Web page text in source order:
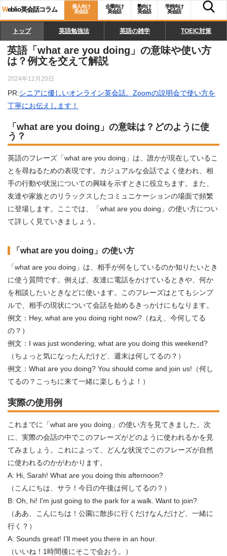
Weblio英会話コラム
個人向け
英会話
企業向け
英会話
塾向け
英会話
学校向け
英会話
トップ 英語勉強法 英語の雑学 TOEIC対策
英語「what are you doing」の意味や使い方
は？例文を交えて解説
2024年12月20日
PR:シニアに優しいオンライン英会話。Zoomの説明会で使い方を
丁寧にお伝えします！
「what are you doing」の意味は？どのように使
う？
英語のフレーズ「what are you doing」は、誰かが現在しているこ
とを尋ねるための表現です。カジュアルな会話でよく使われ、相
手の行動や状況についての興味を示すときに役立ちます。また、
友達や家族とのリラックスしたコミュニケーションの場面で頻繁
に登場します。ここでは、「what are you doing」の使い方につい
て詳しく見ていきましょう。
「what are you doing」の使い方
「what are you doing」は、相手が何をしているのか知りたいとき
に使う質問です。例えば、友達に電話をかけているときや、何か
を相談したいときなどに使います。このフレーズはとてもシンプ
ルで、相手の現状について会話を始めるきっかけにもなります。
例文：Hey, what are you doing right now?（ねえ、今何してる
の？）
例文：I was just wondering, what are you doing this weekend?
（ちょっと気になったんだけど、週末は何してるの？）
例文：What are you doing? You should come and join us!（何し
てるの？こっちに来て一緒に楽しもうよ！）
実際の使用例
これまでに「what are you doing」の使い方を見てきました。次
に、実際の会話の中でこのフレーズがどのように使われるかを見
てみましょう。これによって、どんな状況でこのフレーズが自然
に使われるのかがわかります。
A: Hi, Sarah! What are you doing this afternoon?
（こんにちは、サラ！今日の午後は何してるの？）
B: Oh, hi! I'm just going to the park for a walk. Want to join?
（ああ、こんにちは！公園に散歩に行くだけなんだけど、一緒に
行く？）
A: Sounds great! I’ll meet you there in an hour.
（いいね！1時間後にそこで会おう。）